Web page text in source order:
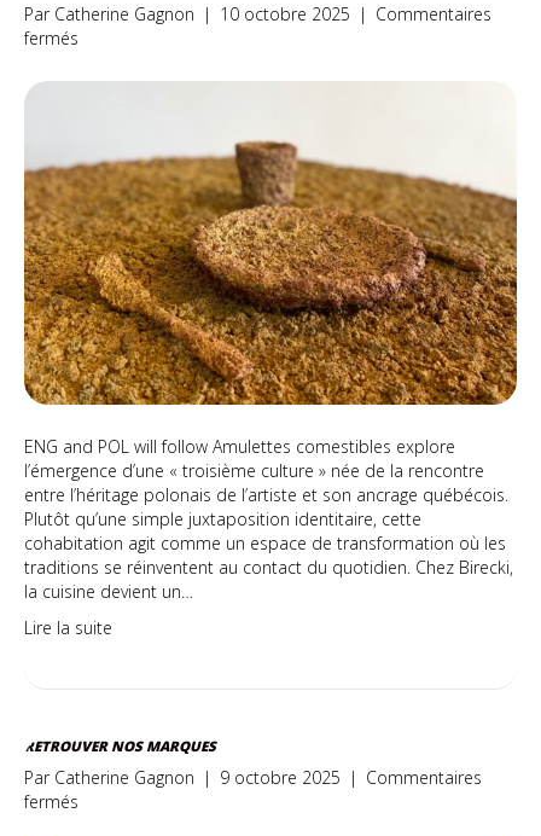
Par Catherine Gagnon | 10 octobre 2025 | Commentaires
fermés
comestibles
ENG and POL will follow Amulettes comestibles explore
l’émergence d’une « troisième culture » née de la rencontre
entre l’héritage polonais de l’artiste et son ancrage québécois.
Plutôt qu’une simple juxtaposition identitaire, cette
cohabitation agit comme un espace de transformation où les
traditions se réinventent au contact du quotidien. Chez Birecki,
la cuisine devient un…
Lire la suite
RETROUVER NOS MARQUES
Par Catherine Gagnon | 9 octobre 2025 | Commentaires
fermés